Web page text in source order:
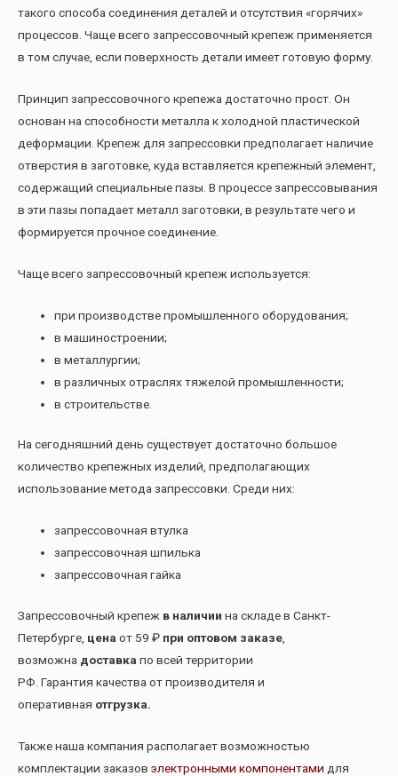
такого способа соединения деталей и отсутствия «горячих»
процессов. Чаще всего запрессовочный крепеж применяется
в том случае, если поверхность детали имеет готовую форму.
Принцип запрессовочного крепежа достаточно прост. Он
основан на способности металла к холодной пластической
деформации. Крепеж для запрессовки предполагает наличие
отверстия в заготовке, куда вставляется крепежный элемент,
содержащий специальные пазы. В процессе запрессовывания
в эти пазы попадает металл заготовки, в результате чего и
формируется прочное соединение.
Чаще всего запрессовочный крепеж используется:
при производстве промышленного оборудования;
в машиностроении;
в металлургии;
в различных отраслях тяжелой промышленности;
в строительстве.
На сегодняшний день существует достаточно большое
количество крепежных изделий, предполагающих
использование метода запрессовки. Среди них:
запрессовочная втулка
запрессовочная шпилька
запрессовочная гайка
Запрессовочный крепеж в наличии на складе в Санкт-
Петербурге, цена от 59 ₽ при оптовом заказе
возможна доставка по всей территории
РФ. Гарантия качества от производителя и
оперативная отгрузка.
Также наша компания располагает возможностью
комплектации заказов электронными компонентами для